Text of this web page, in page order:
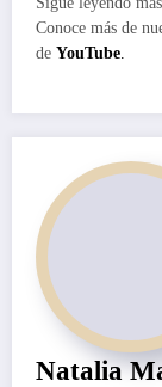
Conoce más de
de YouTube.
Natalia